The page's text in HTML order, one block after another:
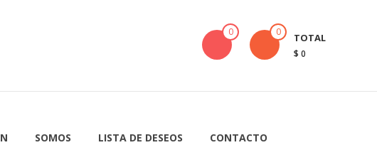
0 0 TOTAL
$ 0
SOMOS LISTA DE DESEOS CONTACTO